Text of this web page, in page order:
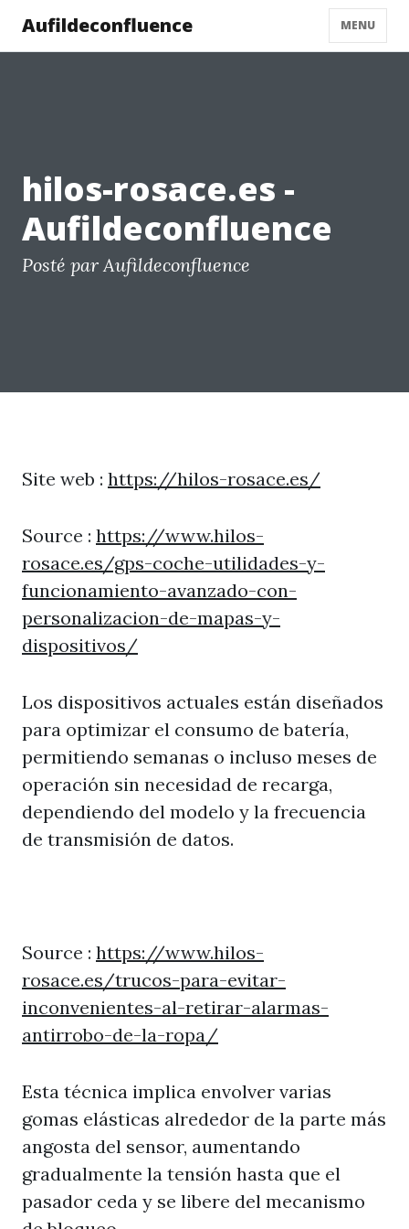
Aufildeconfluence MENU
hilos-rosace.es -
Aufildeconfluence
Posté par Aufildeconfluence
Site web : https://hilos-rosace.es/
Source : https://www.hilos-
rosace.es/gps-coche-utilidades-y-
funcionamiento-avanzado-con-
personalizacion-de-mapas-y-
dispositivos/
Los dispositivos actuales están diseñados
para optimizar el consumo de batería,
permitiendo semanas o incluso meses de
operación sin necesidad de recarga,
dependiendo del modelo y la frecuencia
de transmisión de datos.
Source : https://www.hilos-
rosace.es/trucos-para-evitar-
inconvenientes-al-retirar-alarmas-
antirrobo-de-la-ropa/
Esta técnica implica envolver varias
gomas elásticas alrededor de la parte más
angosta del sensor, aumentando
gradualmente la tensión hasta que el
pasador ceda y se libere del mecanismo